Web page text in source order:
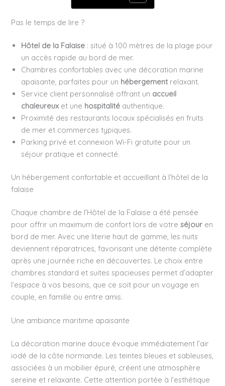
Pas le temps de lire ?
Hôtel de la Falaise : situé à 100 mètres de la plage pour
un accès rapide au bord de mer.
Chambres confortables avec une décoration marine
apaisante, parfaites pour un hébergement relaxant.
Service client personnalisé offrant un accueil
chaleureux et une hospitalité authentique.
Proximité des restaurants locaux spécialisés en fruits
de mer et commerces typiques.
Parking privé et connexion Wi-Fi gratuite pour un
séjour pratique et connecté.
Un hébergement confortable et accueillant à l’hôtel de la
falaise
Chaque chambre de l’Hôtel de la Falaise a été pensée
pour offrir un maximum de confort lors de votreséjour en
bord de mer. Avec une literie haut de gamme, les nuits
deviennent réparatrices, favorisant une détente complète
après une journée riche en découvertes. Le choix entre
chambres standard et suites spacieuses permet d’adapter
l’espace à vos besoins, que ce soit pour un voyage en
couple, en famille ou entre amis.
Une ambiance maritime apaisante
La décoration marine douce évoque immédiatement l’air
iodé de la côte normande. Les teintes bleues et sableuses,
associées à un mobilier épuré, créent une atmosphère
sereine et relaxante. Cette attention portée à l’esthétique